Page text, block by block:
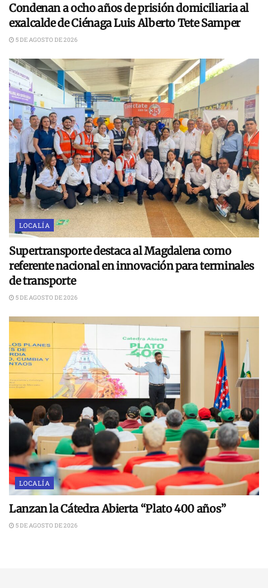
Condenan a ocho años de prisión domiciliaria al
exalcalde de Ciénaga Luis Alberto Tete Samper
5 DE AGOSTO DE 2026
LOCALÍA
Supertransporte destaca al Magdalena como
referente nacional en innovación para terminales
de transporte
5 DE AGOSTO DE 2026
LOCALÍA
Lanzan la Cátedra Abierta “Plato 400 años”
5 DE AGOSTO DE 2026